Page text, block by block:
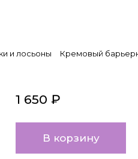
и лосьоны Кремовый
1 650 ₽
В корзину